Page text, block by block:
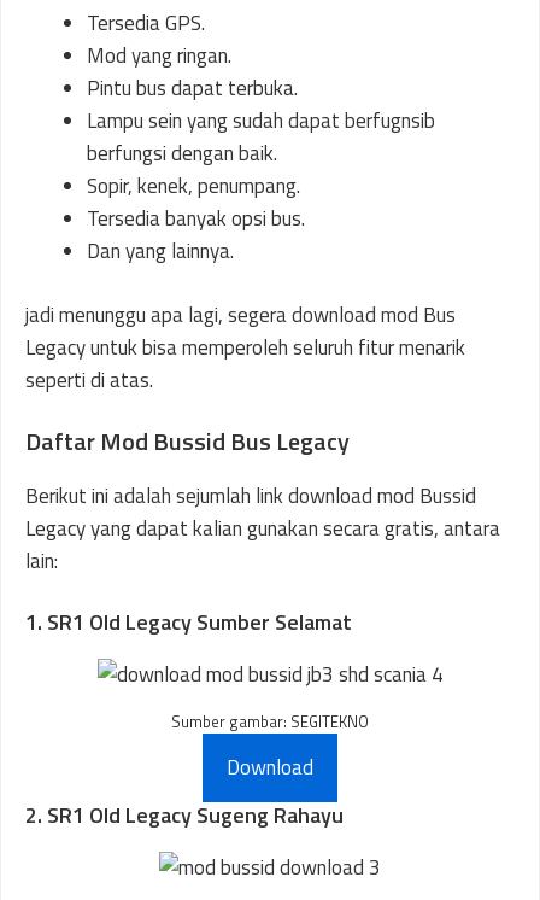
Tersedia GPS.
Mod yang ringan.
Pintu bus dapat terbuka.
Lampu sein yang sudah dapat berfugnsib
berfungsi dengan baik.
Sopir, kenek, penumpang.
Tersedia banyak opsi bus.
Dan yang lainnya.
jadi menunggu apa lagi, segera download mod Bus
Legacy untuk bisa memperoleh seluruh fitur menarik
seperti di atas.
Daftar Mod Bussid Bus Legacy
Berikut ini adalah sejumlah link download mod Bussid
Legacy yang dapat kalian gunakan secara gratis, antara
lain:
1. SR1 Old Legacy Sumber Selamat
Sumber gambar: SEGITEKNO
Download
2. SR1 Old Legacy Sugeng Rahayu